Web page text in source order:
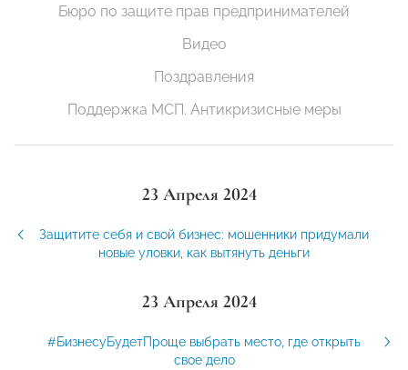
Бюро по защите прав предпринимателей
Видео
Поздравления
Поддержка МСП. Антикризисные меры
23 Апреля 2024
Защитите себя и свой бизнес: мошенники придумали
новые уловки, как вытянуть деньги
23 Апреля 2024
#БизнесуБудетПроще выбрать место, где открыть
свое дело